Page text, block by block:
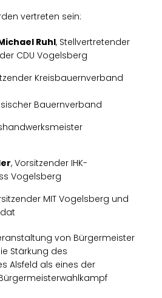
vertreten sein:
Ruhl, Stellvertretender
CDU Vogelsberg
Kreisbauernverband
Bauernverband
, Vorsitzender IHK-
Vogelsberg
MIT Vogelsberg und
von Bürgermeister
Stärkung des
Alsfeld als eines der